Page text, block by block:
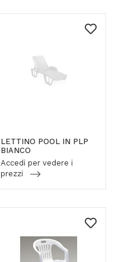
LETTINO POOL IN PLP
BIANCO
Accedi per vedere i
prezzi